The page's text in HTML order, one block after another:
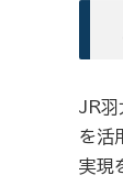
JR羽
を活
実現